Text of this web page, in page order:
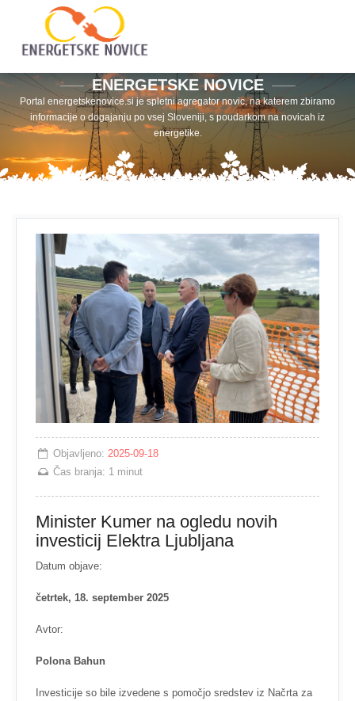
ENERGETSKE NOVICE
Portal energetskenovice.si je spletni agregator novic, na katerem zbiramo
informacije o dogajanju po vsej Sloveniji, s poudarkom na novicah iz
energetike.
Objavljeno: 2025-09-18
Čas branja: 1 minut
Minister Kumer na ogledu novih
investicij Elektra Ljubljana
Datum objave:
četrtek, 18. september 2025
Avtor:
Polona Bahun
Investicije so bile izvedene s pomočjo sredstev iz Načrta za